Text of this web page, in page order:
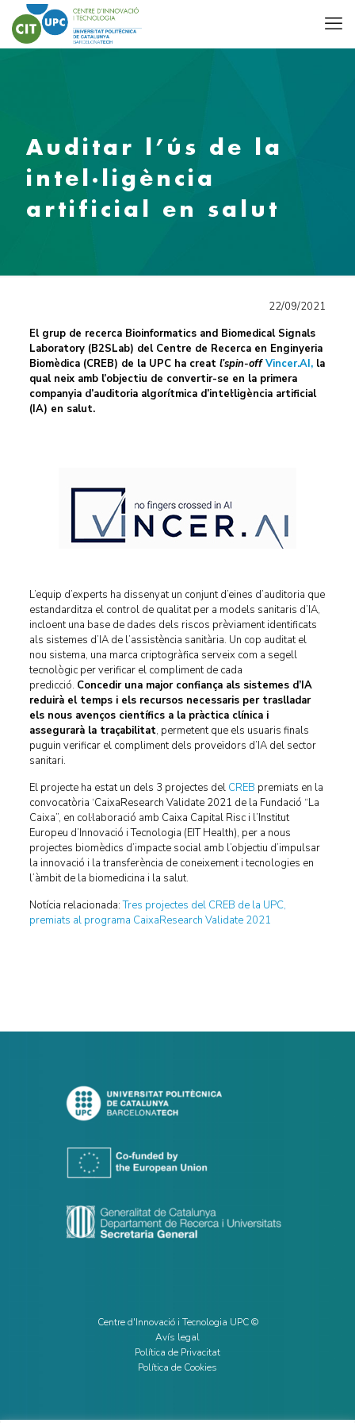
Auditar l’ús de la
intel·ligència
artificial en salut
22/09/2021
El grup de recerca Bioinformatics and Biomedical Signals
Laboratory (B2SLab) del Centre de Recerca en Enginyeria
Biomèdica (CREB) de la UPC ha creat l’spin-off Vincer.AI,la
qual neix amb l’objectiu de convertir-se en la primera
companyia d’auditoria algorítmica d’intel·ligència artificial
(IA) en salut.
L’equip d’experts ha dissenyat un conjunt d’eines d’auditoria que
estandarditza el control de qualitat per a models sanitaris d’IA,
incloent una base de dades dels riscos prèviament identificats
als sistemes d’IA de l’assistència sanitària. Un cop auditat el
nou sistema, una marca criptogràfica serveix com a segell
tecnològic per verificar el compliment de cada
predicció. Concedir una major confiança als sistemes d’IA
reduirà el temps i els recursos necessaris per traslladar
els nous avenços científics a la pràctica clínica i
assegurarà la traçabilitat, permetent que els usuaris finals
puguin verificar el compliment dels proveïdors d’IA del sector
sanitari.
El projecte ha estat un dels 3 projectes del CREB premiats en la
convocatòria ‘CaixaResearch Validate 2021 de la Fundació “La
Caixa”, en col·laboració amb Caixa Capital Risc i l’Institut
Europeu d’Innovació i Tecnologia (EIT Health), per a nous
projectes biomèdics d’impacte social amb l’objectiu d’impulsar
la innovació i la transferència de coneixement i tecnologies en
l’àmbit de la biomedicina i la salut.
Notícia relacionada:Tres projectes del CREB de la UPC,
premiats al programa CaixaResearch Validate 2021
Centre d'Innovació i Tecnologia UPC ©
Avís legal
Política de Privacitat
Política de Cookies